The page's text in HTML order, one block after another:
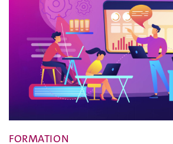
FORMATION